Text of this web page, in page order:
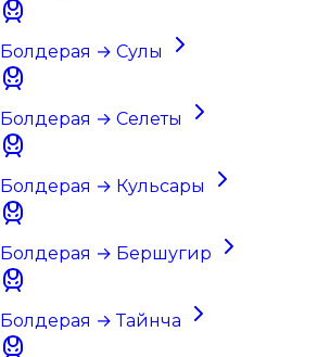
Болдерая → Сулы
Болдерая → Селеты
Болдерая → Кульсары
Болдерая → Бершугир
Болдерая → Тайнча